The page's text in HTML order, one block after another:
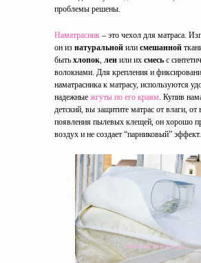
проблемы решены.
Наматрасник – это чехол для матраса.
он из натуральной или смешанной
быть хлопок, лен или их смесь с
волокнами. Для крепления и
наматрасника к матрасу, используются
надежные жгуты по его краям. Купив
детский, вы защитите матрас от влаги,
появления пылевых клещей, он хорошо
воздух и не создает “парниковый” эффект.